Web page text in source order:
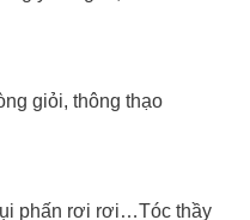
giỏi, thông thạo